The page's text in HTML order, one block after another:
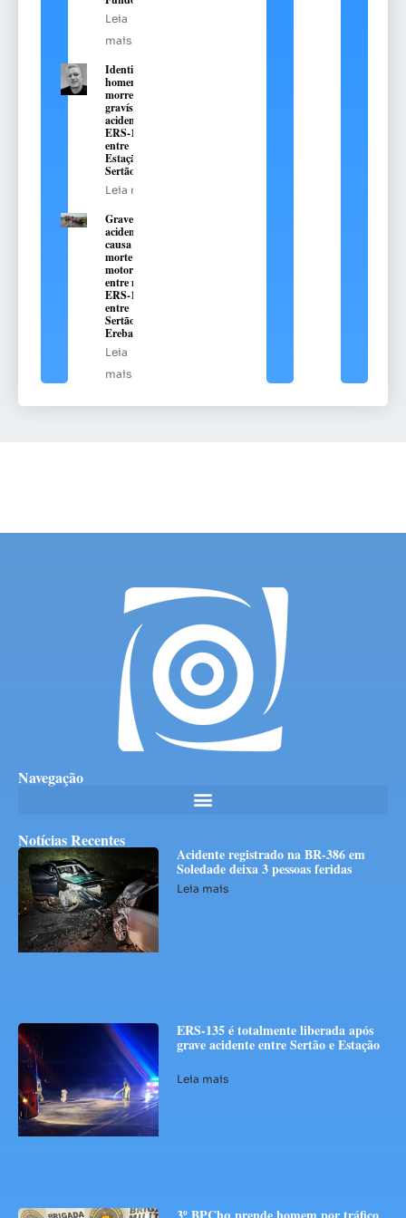
Leia
mais
Identificado
homem que
morreu em
gravíssimo
acidente na
ERS-135,
entre
Estação e
Sertão
Leia mais
Grave
acidente
causa
morte de
motorista
entre na
ERS-135,
entre
Sertão e
Erebango
Leia
mais
Navegação
Notícias Recentes
Acidente registrado na BR-386 em
Soledade deixa 3 pessoas feridas
Leia mais
ERS-135 é totalmente liberada após
grave acidente entre Sertão e Estação
Leia mais